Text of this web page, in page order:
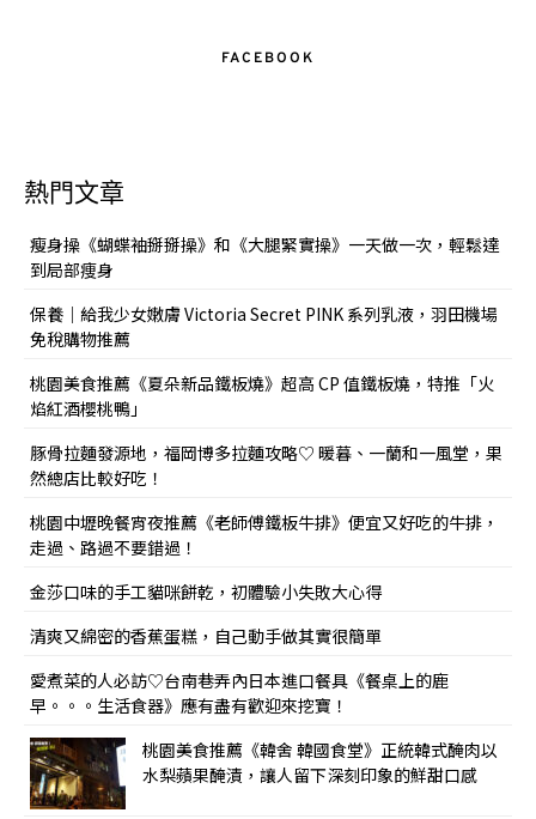
FACEBOOK
熱門文章
瘦身操《蝴蝶袖掰掰操》和《大腿緊實操》一天做一次，輕鬆達
到局部痩身
保養｜給我少女嫩膚 Victoria Secret PINK 系列乳液，羽田機場
免稅購物推薦
桃園美食推薦《夏朵新品鐵板燒》超高 CP 值鐵板燒，特推「火
焰紅酒櫻桃鴨」
豚骨拉麵發源地，福岡博多拉麵攻略♡ 暖暮、一蘭和一風堂，果
然總店比較好吃！
桃園中壢晚餐宵夜推薦《老師傅鐵板牛排》便宜又好吃的牛排，
走過、路過不要錯過！
金莎口味的手工貓咪餅乾，初體驗小失敗大心得
清爽又綿密的香蕉蛋糕，自己動手做其實很簡單
愛煮菜的人必訪♡台南巷弄內日本進口餐具《餐桌上的鹿
早。。。生活食器》應有盡有歡迎來挖寶！
桃園美食推薦《韓舍 韓國食堂》正統韓式醃肉以
水梨蘋果醃漬，讓人留下深刻印象的鮮甜口感